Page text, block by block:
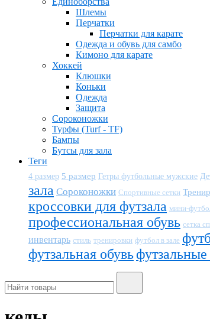
Шлемы
Перчатки
Перчатки для карате
Одежда и обувь для самбо
Кимоно для карате
Хоккей
Клюшки
Коньки
Одежда
Защита
Сороконожки
Турфы (Turf - TF)
Бампы
Бутсы для зала
Теги
4 размер 5 размер Гетры футбольные мужские
зала Сороконожки Спортивные сетки
кроссовки для футзала мини-
профессиональная обувь сетка
инвентарь стиль тренировки футбол в зале
футзальная обувь